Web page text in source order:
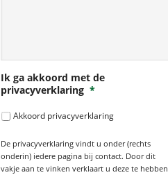
Ik ga akkoord met de
privacyverklaring *
Akkoord privacyverklaring
De privacyverklaring vindt u onder (rechts
onderin) iedere pagina bij contact. Door dit
vakje aan te vinken verklaart u deze te hebben